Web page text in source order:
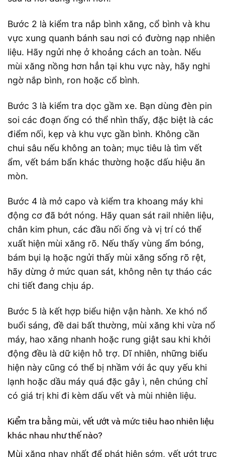
Bước 2 là kiểm tra nắp bình xăng, cổ bình và khu
vực xung quanh bánh sau nơi có đường nạp nhiên
liệu. Hãy ngửi nhẹ ở khoảng cách an toàn. Nếu
mùi xăng nồng hơn hẳn tại khu vực này, hãy nghi
ngờ nắp bình, ron hoặc cổ bình.
Bước 3 là kiểm tra dọc gầm xe. Bạn dùng đèn pin
soi các đoạn ống có thể nhìn thấy, đặc biệt là các
điểm nối, kẹp và khu vực gần bình. Không cần
chui sâu nếu không an toàn; mục tiêu là tìm vết
ẩm, vết bám bẩn khác thường hoặc dấu hiệu ăn
mòn.
Bước 4 là mở capo và kiểm tra khoang máy khi
động cơ đã bớt nóng. Hãy quan sát rail nhiên liệu,
chân kim phun, các đầu nối ống và vị trí có thể
xuất hiện mùi xăng rõ. Nếu thấy vùng ẩm bóng,
bám bụi lạ hoặc ngửi thấy mùi xăng sống rõ rệt,
hãy dừng ở mức quan sát, không nên tự tháo các
chi tiết đang chịu áp.
Bước 5 là kết hợp biểu hiện vận hành. Xe khó nổ
buổi sáng, đề dai bất thường, mùi xăng khi vừa nổ
máy, hao xăng nhanh hoặc rung giật sau khi khởi
động đều là dữ kiện hỗ trợ. Dĩ nhiên, những biểu
hiện này cũng có thể bị nhầm với ắc quy yếu khi
lạnh hoặc dầu máy quá đặc gây ì, nên chúng chỉ
có giá trị khi đi kèm dấu vết và mùi nhiên liệu.
Kiểm tra bằng mùi, vết ướt và mức tiêu hao nhiên liệu
khác nhau như thế nào?
Mùi xăng nhạy nhất để phát hiện sớm, vết ướt trực